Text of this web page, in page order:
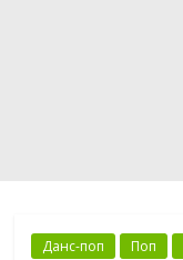
Данс-поп Поп